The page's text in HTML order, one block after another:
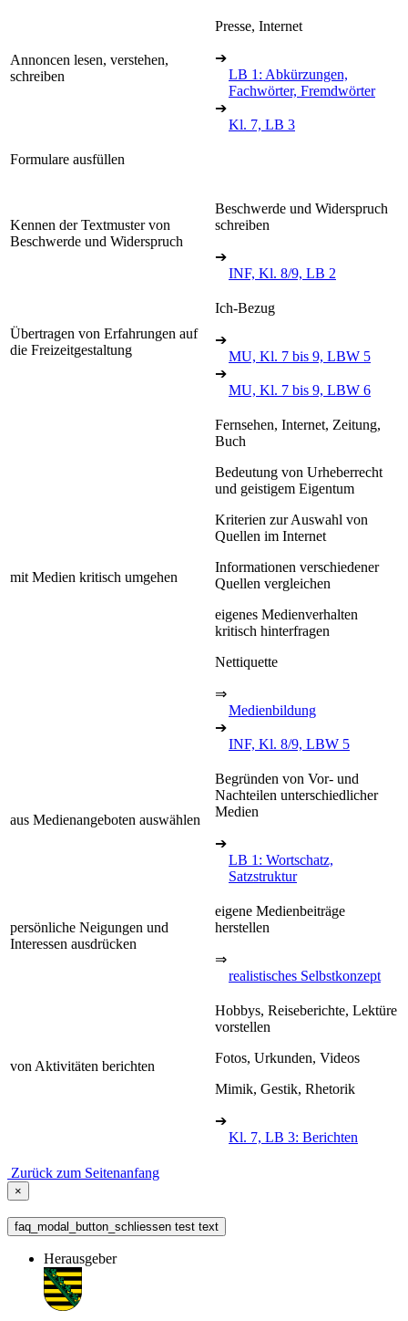
Annoncen lesen, verstehen,
schreiben
Presse, Internet
➔
LB 1: Abkürzungen,
Fachwörter, Fremdwörter
➔
Kl. 7, LB 3
Formulare ausfüllen
Kennen der Textmuster von
Beschwerde und Widerspruch
Beschwerde und Widerspruch
schreiben
➔
INF, Kl. 8/9, LB 2
Übertragen von Erfahrungen auf
die Freizeitgestaltung
Ich-Bezug
➔
MU, Kl. 7 bis 9, LBW 5
➔
MU, Kl. 7 bis 9, LBW 6
mit Medien kritisch umgehen
Fernsehen, Internet, Zeitung,
Buch
Bedeutung von Urheberrecht
und geistigem Eigentum
Kriterien zur Auswahl von
Quellen im Internet
Informationen verschiedener
Quellen vergleichen
eigenes Medienverhalten
kritisch hinterfragen
Nettiquette
⇒
Medienbildung
➔
INF, Kl. 8/9, LBW 5
aus Medienangeboten auswählen
Begründen von Vor- und
Nachteilen unterschiedlicher
Medien
➔
LB 1: Wortschatz,
Satzstruktur
persönliche Neigungen und
Interessen ausdrücken
eigene Medienbeiträge
herstellen
⇒
realistisches Selbstkonzept
von Aktivitäten berichten
Hobbys, Reiseberichte, Lektüre
vorstellen
Fotos, Urkunden, Videos
Mimik, Gestik, Rhetorik
➔
Kl. 7, LB 3: Berichten
Zurück zum Seitenanfang
×
faq_modal_button_schliessen test text
Herausgeber